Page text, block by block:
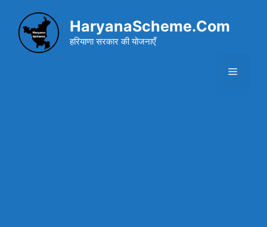
content
HaryanaScheme.Com
हरियाणा सरकार की योजनाएँ
Menu